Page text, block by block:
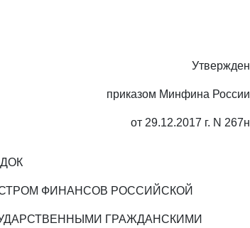
Утвержден
приказом Минфина России
от 29.12.2017 г. N 267н
ФИНАНСОВ РОССИЙСКОЙ
ГРАЖДАНСКИМИ